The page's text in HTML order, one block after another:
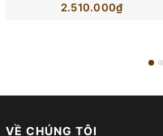
2.510.000₫
VỀ CHÚNG TÔI